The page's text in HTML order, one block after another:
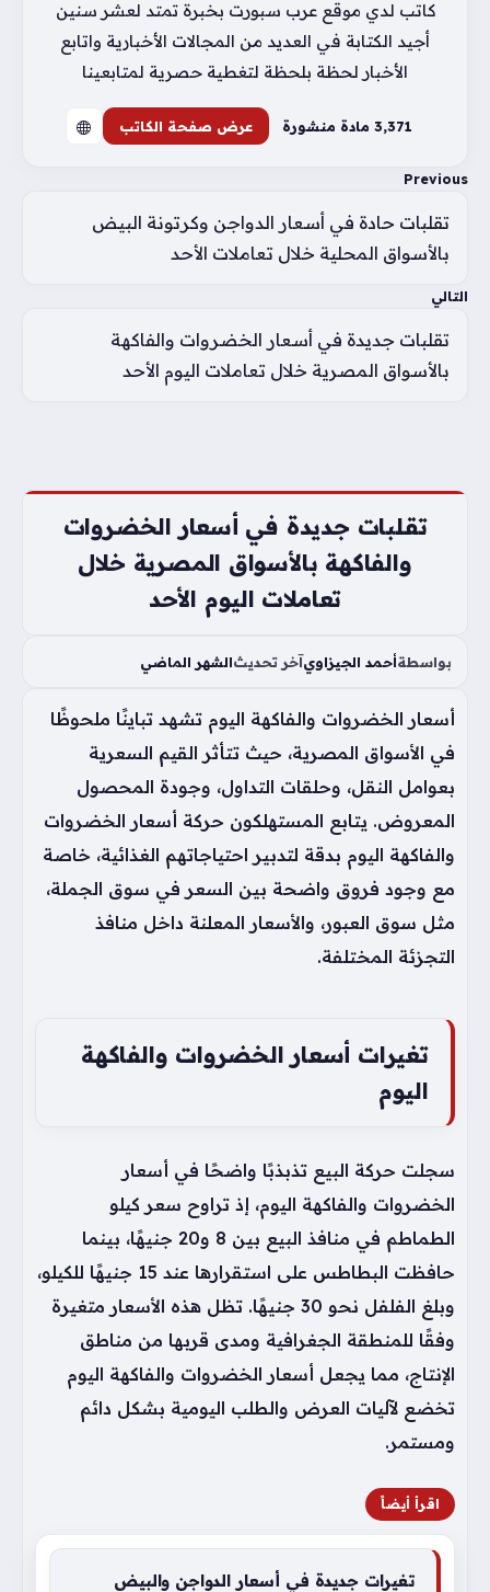
كاتب لدي موقع عرب سبورت بخبرة تمتد لعشر سنين
أجيد الكتابة في العديد من المجالات الأخبارية واتابع
الأخبار لحظة بلحظة لتغطية حصرية لمتابعينا
3٬371 مادة منشورة عرض صفحة الكاتب
Previous
تقلبات حادة في أسعار الدواجن وكرتونة البيض
بالأسواق المحلية خلال تعاملات الأحد
التالي
تقلبات جديدة في أسعار الخضروات والفاكهة
بالأسواق المصرية خلال تعاملات اليوم الأحد
تقلبات جديدة في أسعار الخضروات
والفاكهة بالأسواق المصرية خلال
تعاملات اليوم الأحد
بواسطةأحمد الجيزاويآخر تحديثالشهر الماضي
أسعار الخضروات والفاكهة اليوم تشهد تباينًا ملحوظًا
في الأسواق المصرية، حيث تتأثر القيم السعرية
بعوامل النقل، وحلقات التداول، وجودة المحصول
المعروض. يتابع المستهلكون حركة أسعار الخضروات
والفاكهة اليوم بدقة لتدبير احتياجاتهم الغذائية، خاصة
مع وجود فروق واضحة بين السعر في سوق الجملة،
مثل سوق العبور، والأسعار المعلنة داخل منافذ
التجزئة المختلفة.
تغيرات أسعار الخضروات والفاكهة
اليوم
سجلت حركة البيع تذبذبًا واضحًا في أسعار
الخضروات والفاكهة اليوم، إذ تراوح سعر كيلو
الطماطم في منافذ البيع بين 8 و20 جنيهًا، بينما
حافظت البطاطس على استقرارها عند 15 جنيهًا للكيلو،
وبلغ الفلفل نحو 30 جنيهًا. تظل هذه الأسعار متغيرة
وفقًا للمنطقة الجغرافية ومدى قربها من مناطق
الإنتاج، مما يجعل أسعار الخضروات والفاكهة اليوم
تخضع لآليات العرض والطلب اليومية بشكل دائم
ومستمر.
اقرأ أيضاً
تغيرات جديدة في أسعار الدواجن والبيض